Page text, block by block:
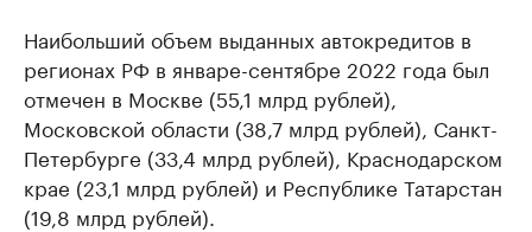
Наибольший объем выданных автокредитов в
регионах РФ в январе-сентябре 2022 года был
отмечен в Москве (55,1 млрд рублей),
Московской области (38,7 млрд рублей), Санкт-
Петербурге (33,4 млрд рублей), Краснодарском
крае (23,1 млрд рублей) и Республике Татарстан
(19,8 млрд рублей).